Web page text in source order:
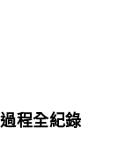
程全紀錄